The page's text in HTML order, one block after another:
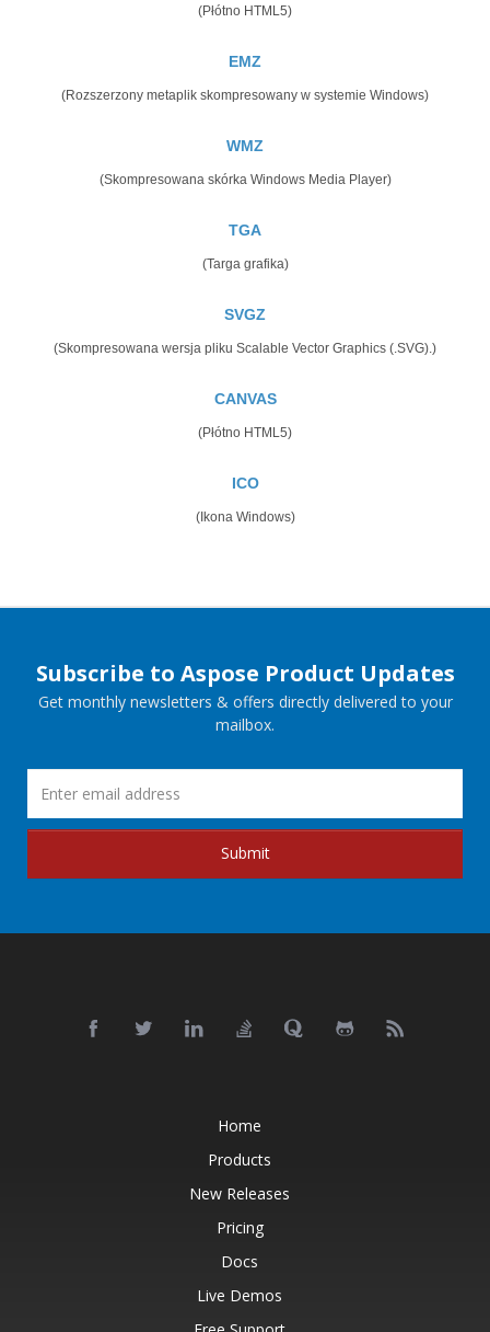
(Płótno HTML5)
EMZ
(Rozszerzony metaplik skompresowany w systemie Windows)
WMZ
(Skompresowana skórka Windows Media Player)
TGA
(Targa grafika)
SVGZ
(Skompresowana wersja pliku Scalable Vector Graphics (.SVG).)
CANVAS
(Płótno HTML5)
ICO
(Ikona Windows)
Subscribe to Aspose Product Updates
Get monthly newsletters & offers directly delivered to your
mailbox.
Submit
Home
Products
New Releases
Pricing
Docs
Live Demos